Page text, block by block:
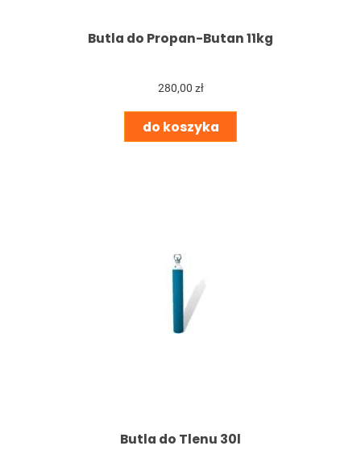
Butla do Propan-Butan 11kg
280,00 zł
do koszyka
Butla do Tlenu 30l